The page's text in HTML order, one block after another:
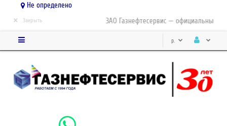
Не определено
ЗАО Газнефтесервис — официальный
× Закрыть
р.